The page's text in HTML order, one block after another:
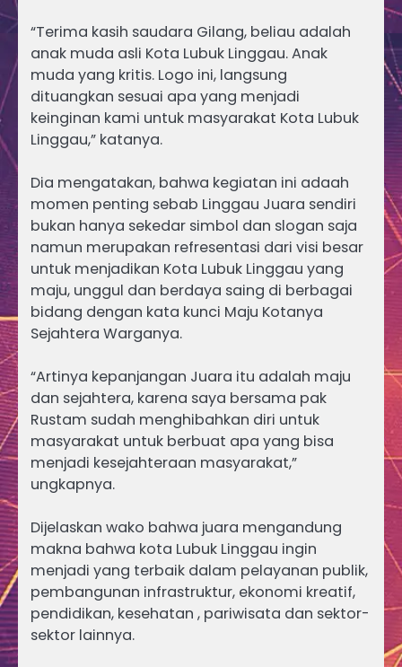
“Terima kasih saudara Gilang, beliau adalah
anak muda asli Kota Lubuk Linggau. Anak
muda yang kritis. Logo ini, langsung
dituangkan sesuai apa yang menjadi
keinginan kami untuk masyarakat Kota Lubuk
Linggau,” katanya.
Dia mengatakan, bahwa kegiatan ini adaah
momen penting sebab Linggau Juara sendiri
bukan hanya sekedar simbol dan slogan saja
namun merupakan refresentasi dari visi besar
untuk menjadikan Kota Lubuk Linggau yang
maju, unggul dan berdaya saing di berbagai
bidang dengan kata kunci Maju Kotanya
Sejahtera Warganya.
“Artinya kepanjangan Juara itu adalah maju
dan sejahtera, karena saya bersama pak
Rustam sudah menghibahkan diri untuk
masyarakat untuk berbuat apa yang bisa
menjadi kesejahteraan masyarakat,”
ungkapnya.
Dijelaskan wako bahwa juara mengandung
makna bahwa kota Lubuk Linggau ingin
menjadi yang terbaik dalam pelayanan publik,
pembangunan infrastruktur, ekonomi kreatif,
pendidikan, kesehatan , pariwisata dan sektor-
sektor lainnya.